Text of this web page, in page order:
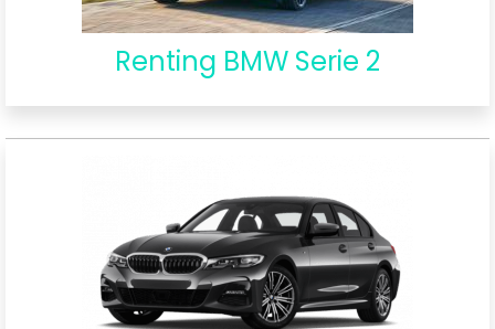
Renting BMW Serie 2